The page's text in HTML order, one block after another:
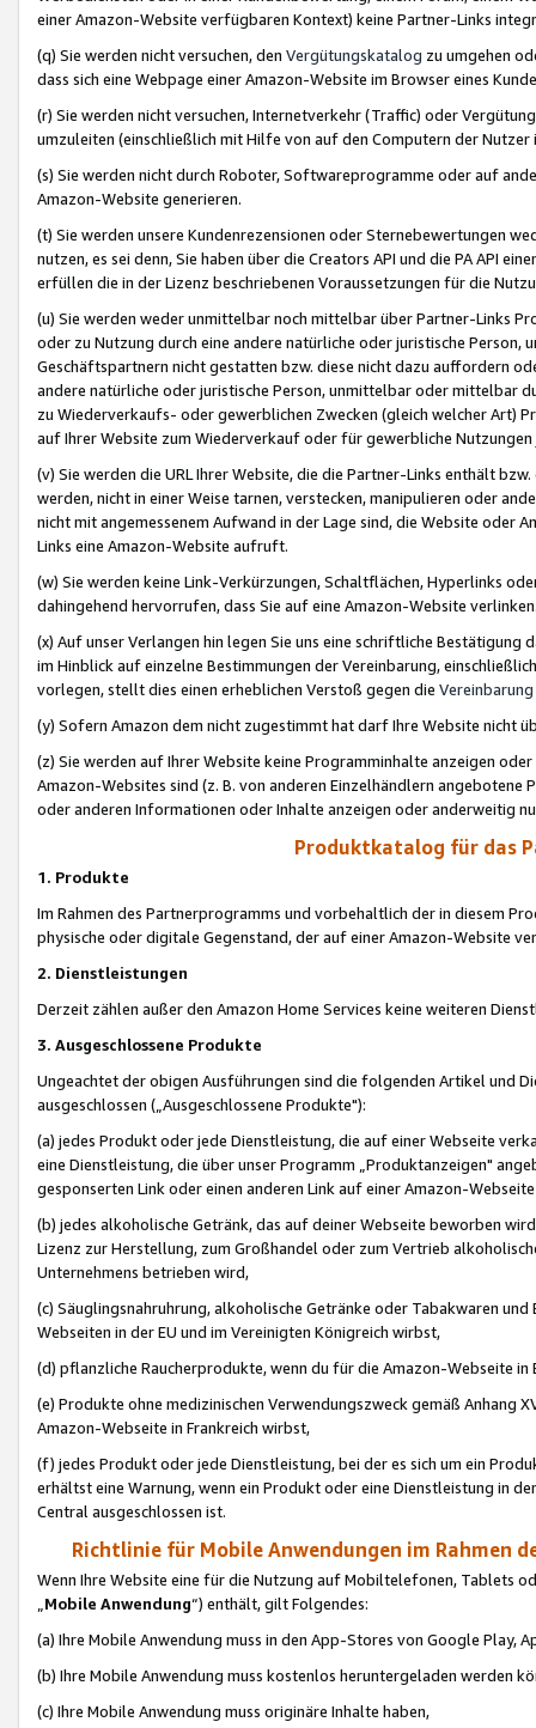
einer Amazon-Website verfügbaren Kontext) keine Partner-Links
(q) Sie werden nicht versuchen, den Vergütungskatalog zu umgehen
dass sich eine Webpage einer Amazon-Website im Browser eines
(r) Sie werden nicht versuchen, Internetverkehr (Traffic) oder
umzuleiten (einschließlich mit Hilfe von auf den Computern der
(s) Sie werden nicht durch Roboter, Softwareprogramme oder auf
Amazon-Website generieren.
(t) Sie werden unsere Kundenrezensionen oder Sternebewertungen
nutzen, es sei denn, Sie haben über die Creators API und die PA API
erfüllen die in der Lizenz beschriebenen Voraussetzungen für die
(u) Sie werden weder unmittelbar noch mittelbar über Partner-Links
oder zu Nutzung durch eine andere natürliche oder juristische
Geschäftspartnern nicht gestatten bzw. diese nicht dazu auffordern
andere natürliche oder juristische Person, unmittelbar oder mittelbar
zu Wiederverkaufs- oder gewerblichen Zwecken (gleich welcher Art)
auf Ihrer Website zum Wiederverkauf oder für gewerbliche
(v) Sie werden die URL Ihrer Website, die die Partner-Links enthält
werden, nicht in einer Weise tarnen, verstecken, manipulieren oder
nicht mit angemessenem Aufwand in der Lage sind, die Website oder
Links eine Amazon-Website aufruft.
(w) Sie werden keine Link-Verkürzungen, Schaltflächen, Hyperlinks
dahingehend hervorrufen, dass Sie auf eine Amazon-Website
(x) Auf unser Verlangen hin legen Sie uns eine schriftliche
im Hinblick auf einzelne Bestimmungen der Vereinbarung,
vorlegen, stellt dies einen erheblichen Verstoß gegen die Vereinbarung
(y) Sofern Amazon dem nicht zugestimmt hat darf Ihre Website nicht
(z) Sie werden auf Ihrer Website keine Programminhalte anzeigen
Amazon-Websites sind (z. B. von anderen Einzelhändlern
oder anderen Informationen oder Inhalte anzeigen oder anderweitig
Produktkatalog für das
1. Produkte
Im Rahmen des Partnerprogramms und vorbehaltlich der in diesem
physische oder digitale Gegenstand, der auf einer Amazon-Website
2. Dienstleistungen
Derzeit zählen außer den Amazon Home Services keine weiteren
3. Ausgeschlossene Produkte
Ungeachtet der obigen Ausführungen sind die folgenden Artikel und
ausgeschlossen („Ausgeschlossene Produkte"):
(a) jedes Produkt oder jede Dienstleistung, die auf einer Webseite
eine Dienstleistung, die über unser Programm „Produktanzeigen"
gesponserten Link oder einen anderen Link auf einer Amazon-
(b) jedes alkoholische Getränk, das auf deiner Webseite beworben
Lizenz zur Herstellung, zum Großhandel oder zum Vertrieb
Unternehmens betrieben wird,
(c) Säuglingsnahruhrung, alkoholische Getränke oder Tabakwaren
Webseiten in der EU und im Vereinigten Königreich wirbst,
(d) pflanzliche Raucherprodukte, wenn du für die Amazon-Webseite in
(e) Produkte ohne medizinischen Verwendungszweck gemäß Anhang
Amazon-Webseite in Frankreich wirbst,
(f) jedes Produkt oder jede Dienstleistung, bei der es sich um ein
erhältst eine Warnung, wenn ein Produkt oder eine Dienstleistung in
Central ausgeschlossen ist.
Richtlinie für Mobile Anwendungen im Rahmen
Wenn Ihre Website eine für die Nutzung auf Mobiltelefonen, Tablets
„Mobile Anwendung“) enthält, gilt Folgendes:
(a) Ihre Mobile Anwendung muss in den App-Stores von Google Play,
(b) Ihre Mobile Anwendung muss kostenlos heruntergeladen werden
(c) Ihre Mobile Anwendung muss originäre Inhalte haben,